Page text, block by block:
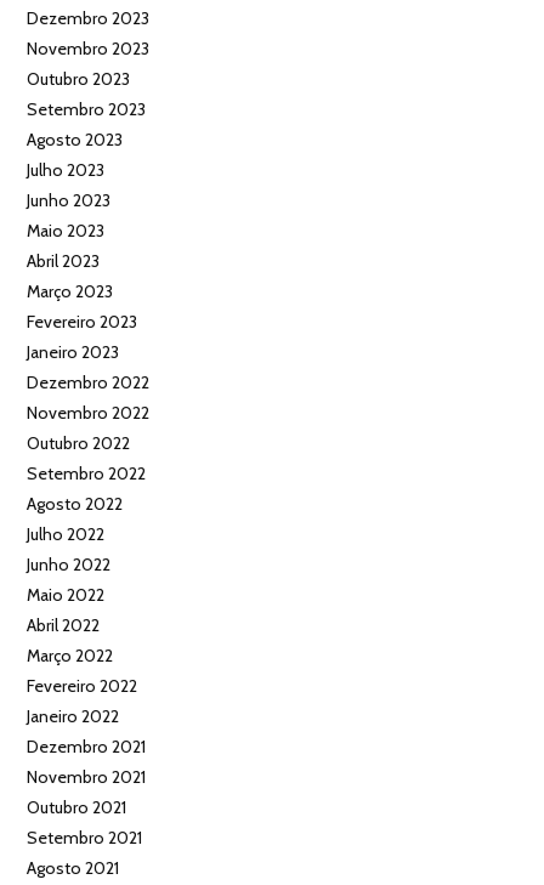
Dezembro 2023
Novembro 2023
Outubro 2023
Setembro 2023
Agosto 2023
Julho 2023
Junho 2023
Maio 2023
Abril 2023
Março 2023
Fevereiro 2023
Janeiro 2023
Dezembro 2022
Novembro 2022
Outubro 2022
Setembro 2022
Agosto 2022
Julho 2022
Junho 2022
Maio 2022
Abril 2022
Março 2022
Fevereiro 2022
Janeiro 2022
Dezembro 2021
Novembro 2021
Outubro 2021
Setembro 2021
Agosto 2021